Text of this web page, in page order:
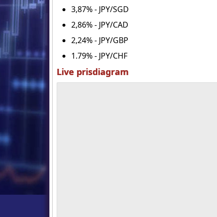
3,87% - JPY/SGD
2,86% - JPY/CAD
2,24% - JPY/GBP
1.79% - JPY/CHF
Live prisdiagram